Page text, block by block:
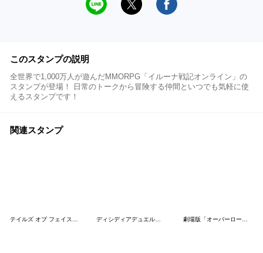
このスタンプの説明
全世界で1,000万人が遊んだMMORPG「イルーナ戦記オンライン」の
スタンプが登場！ 日常のトークから冒険する仲間といつでも気軽に使
えるスタンプです！
関連スタンプ
テイルズ オブ フェイスチャット ２ ディシディアデュエルムスタンプ Vol.4 劇場版「オーバーロード」聖王国編